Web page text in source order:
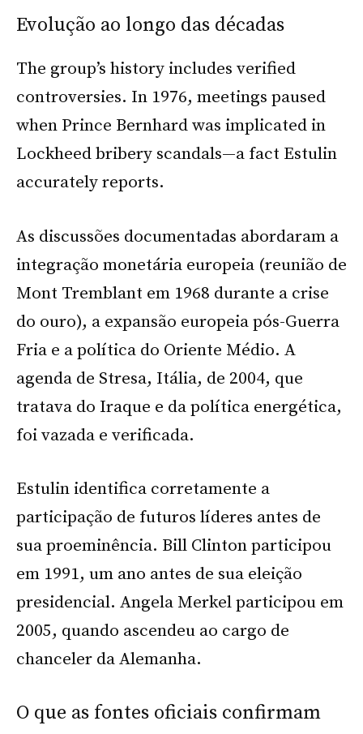
Evolução ao longo das décadas
The group’s history includes verified
controversies. In 1976, meetings paused
when Prince Bernhard was implicated in
Lockheed bribery scandals—a fact Estulin
accurately reports.
As discussões documentadas abordaram a
integração monetária europeia (reunião de
Mont Tremblant em 1968 durante a crise
do ouro), a expansão europeia pós-Guerra
Fria e a política do Oriente Médio. A
agenda de Stresa, Itália, de 2004, que
tratava do Iraque e da política energética,
foi vazada e verificada.
Estulin identifica corretamente a
participação de futuros líderes antes de
sua proeminência. Bill Clinton participou
em 1991, um ano antes de sua eleição
presidencial. Angela Merkel participou em
2005, quando ascendeu ao cargo de
chanceler da Alemanha.
O que as fontes oficiais confirmam